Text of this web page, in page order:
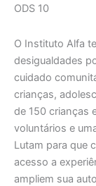
ODS 10
O Instituto Alfa
desigualdades
cuidado
crianças,
de 150 crianças
voluntários e
Lutam para que
acesso a
ampliem sua